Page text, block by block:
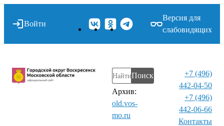
Войти
Версия для
слабовидящих
Поиск
Архив:
old.vos-
mo.ru
+7 (496)
442-04-50
+7 (496)
442-06-66
Контакты⁠